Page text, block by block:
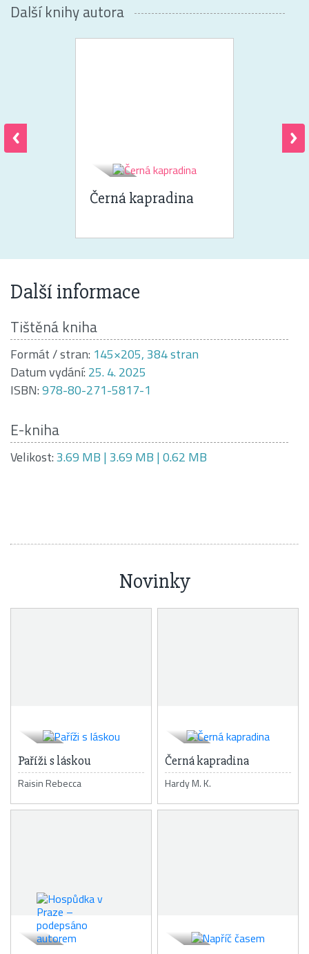
Další knihy autora
Černá kapradina
Další informace
Tištěná kniha
Formát / stran: 145×205, 384 stran
Datum vydání: 25. 4. 2025
ISBN:978-80-271-5817-1
E-kniha
Velikost:3.69 MB | 3.69 MB | 0.62 MB
Novinky
Paříži s láskou
Raisin Rebecca
Černá kapradina
Hardy M. K.